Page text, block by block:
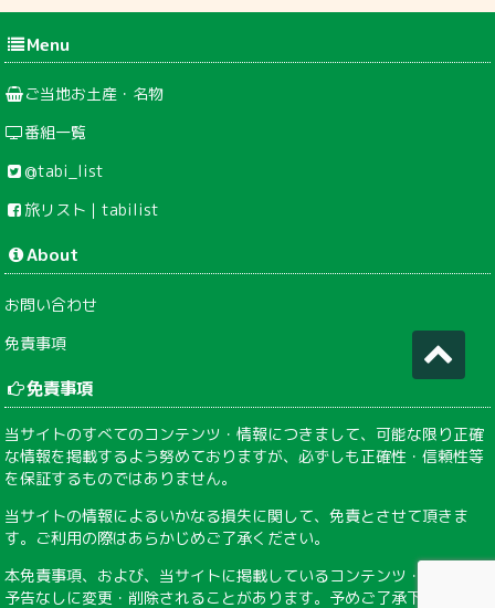
Menu
ご当地お土産・名物
番組一覧
@tabi_list
旅リスト｜tabilist
About
お問い合わせ
免責事項
免責事項
当サイトのすべてのコンテンツ・情報につきまして、可能な限り正確
な情報を掲載するよう努めておりますが、必ずしも正確性・信頼性等
を保証するものではありません。
当サイトの情報によるいかなる損失に関して、免責とさせて頂きま
す。ご利用の際はあらかじめご了承ください。
本免責事項、および、当サイトに掲載しているコンテンツ・情報は、
予告なしに変更・削除されることがあります。予めご了承下さい。